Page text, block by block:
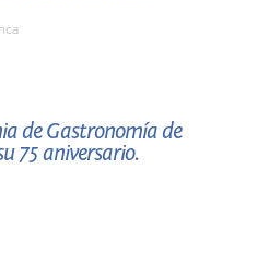
de Gastronomía de
75 aniversario.